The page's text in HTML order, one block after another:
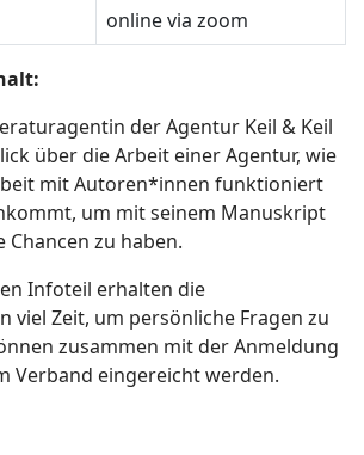
online via zoom
der Agentur Keil & Keil
über die Arbeit einer Agentur, wie
mit Autoren*innen funktioniert
um mit seinem Manuskript
zu haben.
Infoteil erhalten die
viel Zeit, um persönliche Fragen zu
zusammen mit der Anmeldung
Verband eingereicht werden.